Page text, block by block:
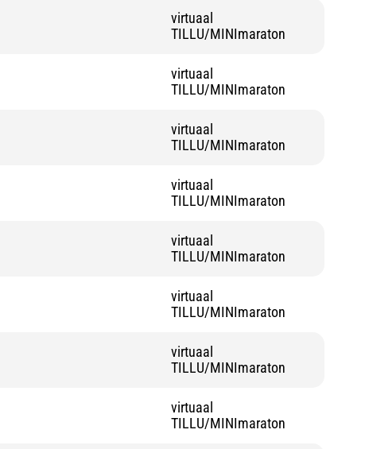
virtuaal
TILLU/MINImaraton
virtuaal
TILLU/MINImaraton
virtuaal
TILLU/MINImaraton
virtuaal
TILLU/MINImaraton
virtuaal
TILLU/MINImaraton
virtuaal
TILLU/MINImaraton
virtuaal
TILLU/MINImaraton
virtuaal
TILLU/MINImaraton